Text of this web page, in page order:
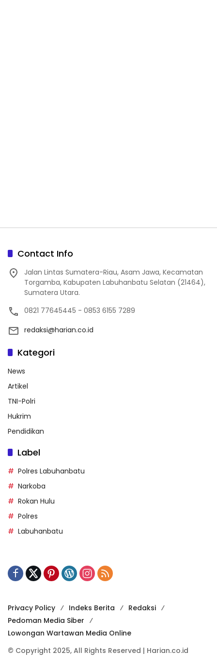
Contact Info
Jalan Lintas Sumatera-Riau, Asam Jawa, Kecamatan
Torgamba, Kabupaten Labuhanbatu Selatan (21464),
Sumatera Utara.
0821 77645445 - 0853 6155 7289
redaksi@harian.co.id
Kategori
News
Artikel
TNI-Polri
Hukrim
Pendidikan
Label
Polres Labuhanbatu
Narkoba
Rokan Hulu
Polres
Labuhanbatu
Privacy Policy Indeks Berita
Redaksi
Pedoman Media Siber
Lowongan Wartawan Media Online
© Copyright 2025, All Rights Reserved | Harian.co.id